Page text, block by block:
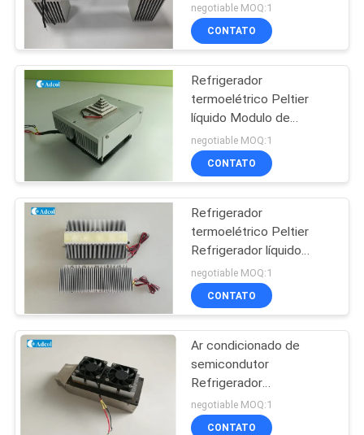
SOBRE
NÓS
EXCURSÃO
DA
FÁBRICA
CONTROLE
QUALIDADE
CONTATO
E.U.
NOTÍCIA
negotiable MOQ:1
CONTATO
Refrigerador
termoelétrico Peltier
líquido Modulo de
refrigeração TEC de
vários estágios
negotiable MOQ:1
CONTATO
Refrigerador
termoelétrico Peltier
Refrigerador líquido
Solução de alta
eficiência
negotiable MOQ:1
CONTATO
Ar condicionado de
semicondutor
Refrigerador
termoelétrico para
recinto
negotiable MOQ:1
CONTATO